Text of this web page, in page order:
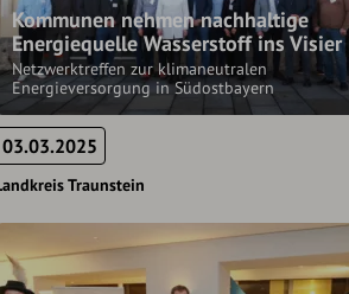
Kommunen nehmen nachhaltige
Energiequelle Wasserstoff ins Visier
Netzwerktreffen zur klimaneutralen
Energieversorgung in Südostbayern
03.03.2025
Traunstein